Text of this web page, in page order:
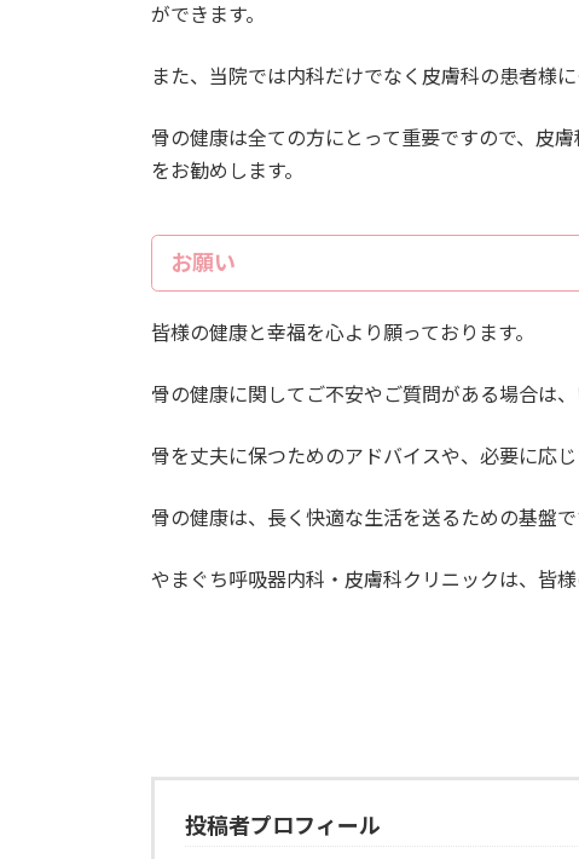
ができます。
また、当院では内科だけでなく皮膚科の患者様
骨の健康は全ての方にとって重要ですので、皮
をお勧めします。
お願い
皆様の健康と幸福を心より願っております。
骨の健康に関してご不安やご質問がある場合は
骨を丈夫に保つためのアドバイスや、必要に応
骨の健康は、長く快適な生活を送るための基盤で
やまぐち呼吸器内科・皮膚科クリニックは、皆
投稿者プロフィール